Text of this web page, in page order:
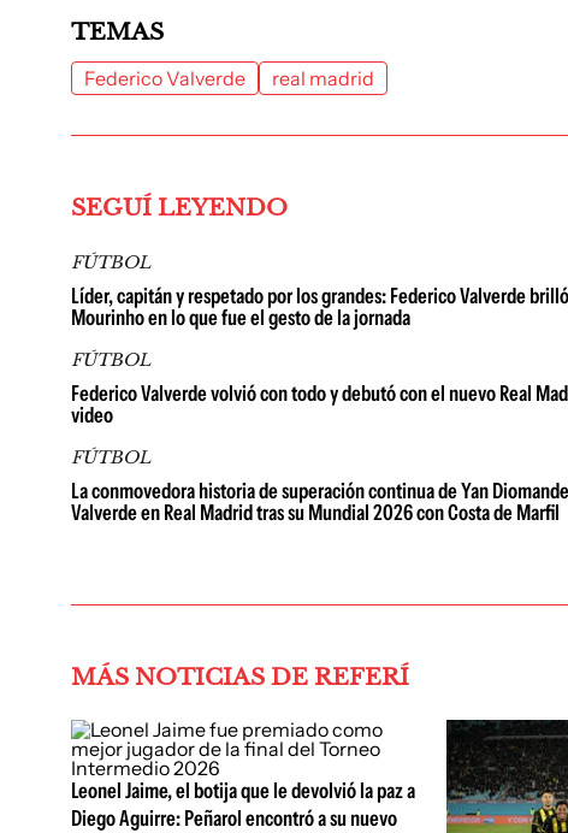
TEMAS
Federico Valverde real madrid
SEGUÍ LEYENDO
FÚTBOL
Líder, capitán y respetado por los grandes: Federico Valverde
Mourinho en lo que fue el gesto de la jornada
FÚTBOL
Federico Valverde volvió con todo y debutó con el nuevo Real
video
FÚTBOL
La conmovedora historia de superación continua de Yan
Valverde en Real Madrid tras su Mundial 2026 con Costa de Marfil
MÁS NOTICIAS DE REFERÍ
Leonel Jaime, el botija que le devolvió la paz a
Diego Aguirre: Peñarol encontró a su nuevo